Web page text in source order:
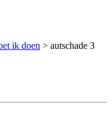
ik doen > autschade 3